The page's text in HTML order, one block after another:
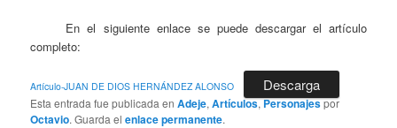
En el siguiente enlace se puede descargar el artículo
completo:
Artículo-JUAN DE DIOS HERNÁNDEZ ALONSO Descarga
Esta entrada fue publicada enAdeje,Artículos,Personajespor
Octavio. Guarda elenlace permanente.